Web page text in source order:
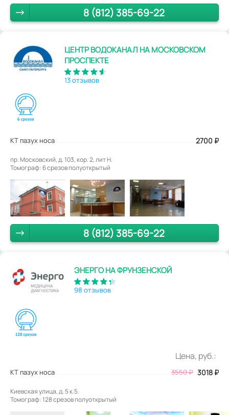
8 (812) 385-69-22
ЦЕНТР ВОДОКАНАЛ НА МОСКОВСКОМ
ПРОСПЕКТЕ
13 отзывов
КТ пазух носа 2700 ₽
пр. Московский, д. 103, кор. 2, лит Н.
Томограф: 6 срезов полуоткрытый
8 (812) 385-69-22
ЭНЕРГО НА ФРУНЗЕНСКОЙ
98 отзывов
Цена, руб.:
КТ пазух носа 3550₽ 3018 ₽
Киевская улица, д. 5 к.5.
Томограф: 128 срезов полуоткрытый